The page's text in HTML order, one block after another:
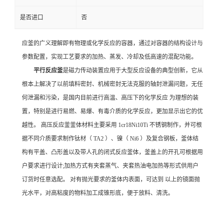
是否进口 否
应釜的广义理解即有物理或化学反应的容器，通过对容器的结构设计与
参数配置，实现工艺要求的加热、蒸发、冷却及低高速的混配功能。
平行反应釜是磁力传动装置应用于大型反应设备的典型创新，它从
根本上解决了以前填料密封、机械密封无法克服的轴封泄漏问题，无任
何泄漏和污染，是国内目前进行高温、高压下的化学反应 为理想的装
置，特别是进行易燃、易爆、有毒介质的化学反应，更加显示出它的优
越性。 高压反应釜釜体材料主要采用 1cr18Ni10Ti 不锈钢制作，并可根
据不同介质要求制作钛材（ TA2 ）、镍（ Ni6 ）及复合钢板，釜体结
构有平盖、凸形盖以及带人孔的闭式反应釜体，釜盖上的开孔可根据用
户要求进行设计;加热方式有夹套蒸气、夹套热油电加热等形式供用户
订货时任意选配。 对有抛光要求的釜体内表面，可达到 以上的镜面抛
光水平，对高粘度的物料加工成锥形底，便于放料、清洗。